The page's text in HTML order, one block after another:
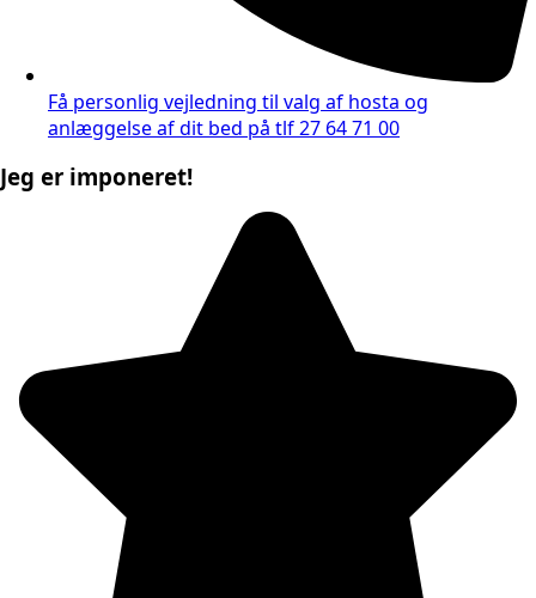
Få personlig vejledning til valg af hosta og
anlæggelse af dit bed på tlf 27 64 71 00
Jeg er imponeret!